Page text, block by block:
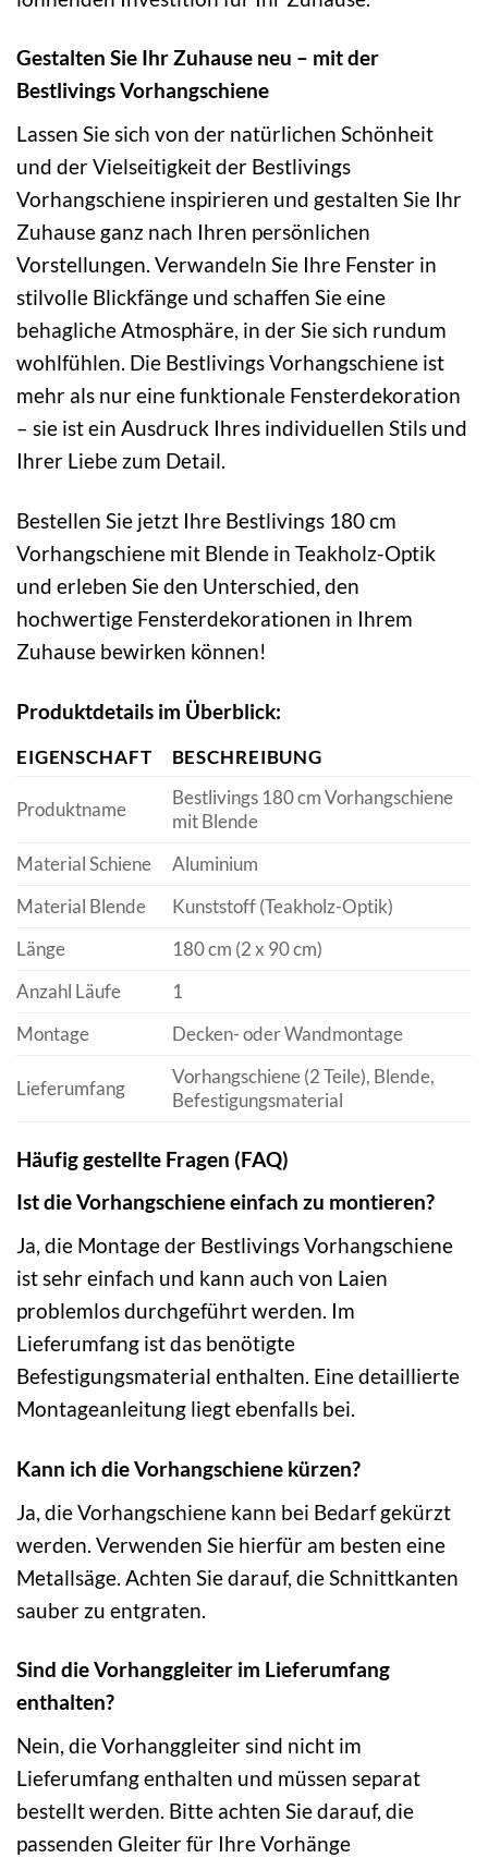
Gestalten Sie Ihr Zuhause neu – mit der
Bestlivings Vorhangschiene
Lassen Sie sich von der natürlichen Schönheit
und der Vielseitigkeit der Bestlivings
Vorhangschiene inspirieren und gestalten Sie Ihr
Zuhause ganz nach Ihren persönlichen
Vorstellungen. Verwandeln Sie Ihre Fenster in
stilvolle Blickfänge und schaffen Sie eine
behagliche Atmosphäre, in der Sie sich rundum
wohlfühlen. Die Bestlivings Vorhangschiene ist
mehr als nur eine funktionale Fensterdekoration
– sie ist ein Ausdruck Ihres individuellen Stils und
Ihrer Liebe zum Detail.
Bestellen Sie jetzt Ihre Bestlivings 180 cm
Vorhangschiene mit Blende in Teakholz-Optik
und erleben Sie den Unterschied, den
hochwertige Fensterdekorationen in Ihrem
Zuhause bewirken können!
Produktdetails im Überblick:
EIGENSCHAFT BESCHREIBUNG
Produktname
Bestlivings 180 cm Vorhangschiene
mit Blende
Material Schiene
Aluminium
Material Blende
Kunststoff (Teakholz-Optik)
Länge
180 cm (2 x 90 cm)
Anzahl Läufe
1
Montage
Decken- oder Wandmontage
Lieferumfang
Vorhangschiene (2 Teile), Blende,
Befestigungsmaterial
Häufig gestellte Fragen (FAQ)
Ist die Vorhangschiene einfach zu montieren?
Ja, die Montage der Bestlivings Vorhangschiene
ist sehr einfach und kann auch von Laien
problemlos durchgeführt werden. Im
Lieferumfang ist das benötigte
Befestigungsmaterial enthalten. Eine detaillierte
Montageanleitung liegt ebenfalls bei.
Kann ich die Vorhangschiene kürzen?
Ja, die Vorhangschiene kann bei Bedarf gekürzt
werden. Verwenden Sie hierfür am besten eine
Metallsäge. Achten Sie darauf, die Schnittkanten
sauber zu entgraten.
Sind die Vorhanggleiter im Lieferumfang
enthalten?
Nein, die Vorhanggleiter sind nicht im
Lieferumfang enthalten und müssen separat
bestellt werden. Bitte achten Sie darauf, die
passenden Gleiter für Ihre Vorhänge